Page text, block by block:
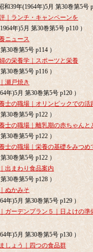
39年(1964年)5月 第30巻第5号
｜ランチ・キャンペーンを
年)5月 第30巻第5号 p110 ）
ニュース
30巻第5号 p114 ）
の栄養学｜スポーツと栄養
30巻第5号 p116 ）
瀬戸焼き
年)5月 第30巻第5号 p120 ）
士の職場｜オリンピックでの活
30巻第5号 p122 ）
士の職場｜離乳期の赤ちゃんと
30巻第5号 p122 ）
士の職場｜栄養の基礎をみつめ
30巻第5号 p122 ）
出まわり食品案内
30巻第5号 p128 ）
ぬかみそ
年)5月 第30巻第5号 p129 ）
ガーデンプラン５｜日よけの準
年)5月 第30巻第5号 p130 ）
しょう｜四つの食品群